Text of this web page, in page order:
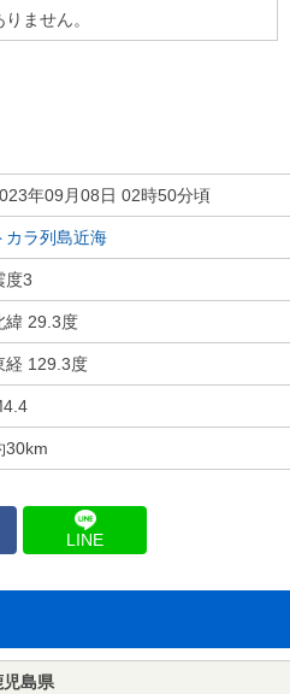
ません。
年09月08日 02時50分頃
カラ列島近海
度3
緯 29.3度
経 129.3度
30km
LINE
児島県